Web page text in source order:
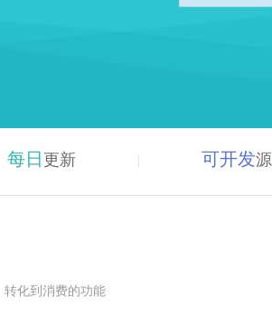
每日 更新 可开发
化到消费的功能